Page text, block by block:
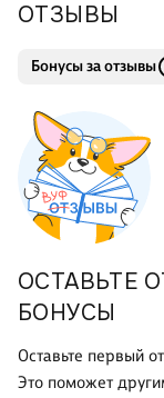
ОТЗЫВЫ
Бонусы за отзывы
ОСТАВЬТЕ
БОНУСЫ
Оставьте первый
Это поможет